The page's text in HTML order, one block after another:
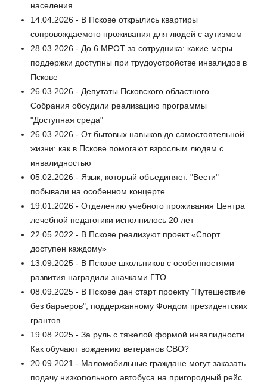
населения
14.04.2026 - В Пскове открылись квартиры
сопровождаемого проживания для людей с аутизмом
28.03.2026 - До 6 МРОТ за сотрудника: какие меры
поддержки доступны при трудоустройстве инвалидов в
Пскове
26.03.2026 - Депутаты Псковского областного
Собрания обсудили реализацию программы
"Доступная среда"
26.03.2026 - От бытовых навыков до самостоятельной
жизни: как в Пскове помогают взрослым людям с
инвалидностью
05.02.2026 - Язык, который объединяет. "Вести"
побывали на особенном концерте
19.01.2026 - Отделению учебного проживания Центра
лечебной педагогики исполнилось 20 лет
22.05.2022 - В Пскове реализуют проект «Спорт
доступен каждому»
13.09.2025 - В Пскове школьников с особенностями
развития наградили значками ГТО
08.09.2025 - В Пскове дан старт проекту "Путешествие
без барьеров", поддержанному Фондом президентских
грантов
19.08.2025 - За руль с тяжелой формой инвалидности.
Как обучают вождению ветеранов СВО?
20.09.2021 - Маломобильные граждане могут заказать
подачу низкопольного автобуса на пригородный рейс